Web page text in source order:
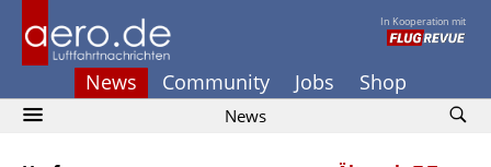
In Kooperation mit
News Community Jobs Shop
News